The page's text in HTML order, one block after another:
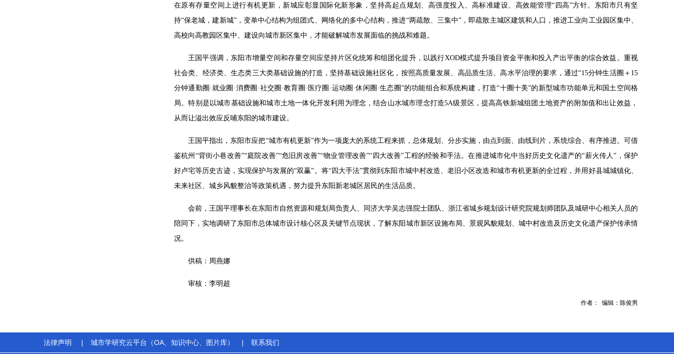
在原有存量空间上进行有机更新，新城应彰显国际化新形象，坚持高起点规划、高强度投入、高标准建设、高效能管理“四高”方针。东阳市只有坚
持“保老城，建新城”，变单中心结构为组团式、网络化的多中心结构，推进“两疏散、三集中”，即疏散主城区建筑和人口，推进工业向工业园区集中、
高校向高教园区集中、建设向城市新区集中，才能破解城市发展面临的挑战和难题。
王国平强调，东阳市增量空间和存量空间应坚持片区化统筹和组团化提升，以践行XOD模式提升项目资金平衡和投入产出平衡的综合效益。重视
社会类、经济类、生态类三大类基础设施的打造，坚持基础设施社区化，按照高质量发展、高品质生活、高水平治理的要求，通过“15分钟生活圈＋15
分钟通勤圈·就业圈·消费圈·社交圈·教育圈·医疗圈·运动圈·休闲圈·生态圈”的功能组合和系统构建，打造“十圈十美”的新型城市功能单元和国土空间格
局。特别是以城市基础设施和城市土地一体化开发利用为理念，结合山水城市理念打造5A级景区，提高高铁新城组团土地资产的附加值和出让效益，
从而让溢出效应反哺东阳的城市建设。
王国平指出，东阳市应把“城市有机更新”作为一项庞大的系统工程来抓，总体规划、分步实施，由点到面、由线到片，系统综合、有序推进。可借
鉴杭州“背街小巷改善”“庭院改善”“危旧房改善”“物业管理改善”“四大改善”工程的经验和手法。在推进城市化中当好历史文化遗产的“薪火传人”，保护
好卢宅等历史古迹，实现保护与发展的“双赢”。将“四大手法”贯彻到东阳市城中村改造、老旧小区改造和城市有机更新的全过程，并用好县城城镇化、
未来社区、城乡风貌整治等政策机遇，努力提升东阳新老城区居民的生活品质。
会前，王国平理事长在东阳市自然资源和规划局负责人、同济大学吴志强院士团队、浙江省城乡规划设计研究院规划师团队及城研中心相关人员的
陪同下，实地调研了东阳市总体城市设计核心区及关键节点现状，了解东阳城市新区设施布局、景观风貌规划、城中村改造及历史文化遗产保护传承情
况。
供稿：周燕娜
审核：李明超
作者： 编辑：陈俊男
法律声明 | 城市学研究云平台（OA、知识中心、图片库） | 联系我们